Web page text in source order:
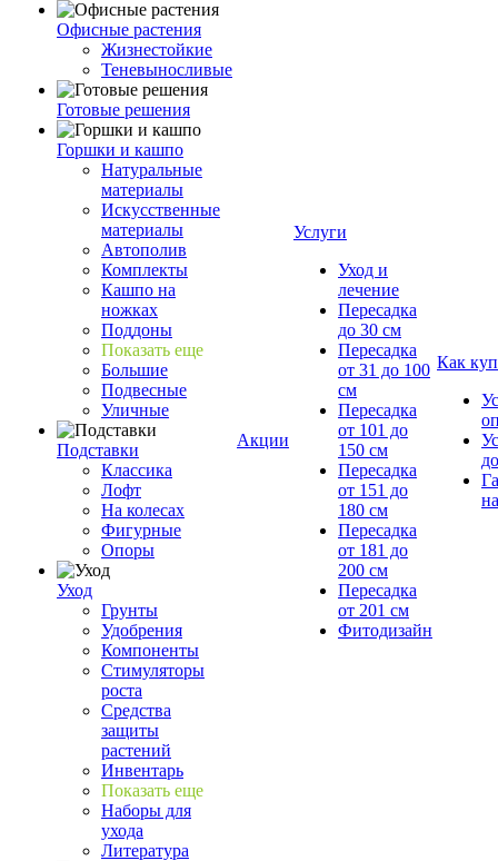
Офисные растения
Жизнестойкие
Теневыносливые
Готовые решения
Горшки и кашпо
Натуральные
материалы
Искусственные
материалы
Автополив
Комплекты
Кашпо на
ножках
Поддоны
Показать еще
Большие
Подвесные
Уличные
Подставки
Классика
Лофт
На колесах
Фигурные
Опоры
Уход
Грунты
Удобрения
Компоненты
Стимуляторы
роста
Средства
защиты
растений
Инвентарь
Показать еще
Наборы для
ухода
Литература
Акции
Услуги
Уход и
лечение
Пересадка
до 30 см
Пересадка
от 31 до 100
см
Пересадка
от 101 до
150 см
Пересадка
от 151 до
180 см
Пересадка
от 181 до
200 см
Пересадка
от 201 см
Фитодизайн
Как